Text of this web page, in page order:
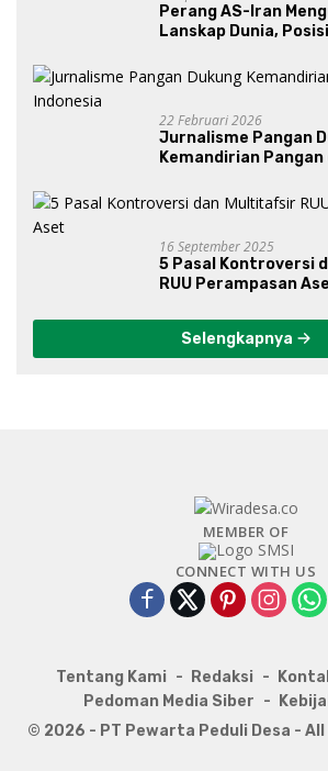
Perang AS-Iran
Lanskap Dunia,
Gibran?
22 Februari 2026
Jurnalisme Pangan
Kemandirian Pangan
16 September 2025
5 Pasal Kontroversi
RUU Perampasan
Selengkapnya
MEMBER OF
CONNECT WITH US
Tentang Kami Redaksi
Pedoman Media Siber
© 2026 - PT Pewarta Peduli Desa -